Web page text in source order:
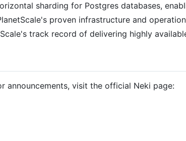
sharding for Postgres databases,
proven infrastructure and
track record of delivering highly
announcements, visit the official Neki page: